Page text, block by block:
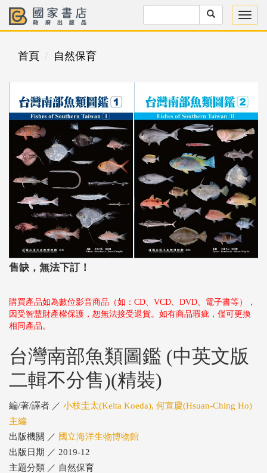
首頁 自然保育
售缺，無法下訂！
購買產品如為數位影音商品（如：CD、VCD、DVD、電子書等），
因受智慧財產權保護，恕無法接受退貨。如有商品瑕疵，僅可更換
相同產品。
台灣南部魚類圖鑑 (中英文版
二輯不分售)(精裝)
編/著/譯者 ／ 小枝圭太(Keita Koeda), 何宣慶(Hsuan-Ching Ho)
主編
出版機關 ／ 國立海洋生物博物館
出版日期 ／ 2019-12
主題分類 ／ 自然保育